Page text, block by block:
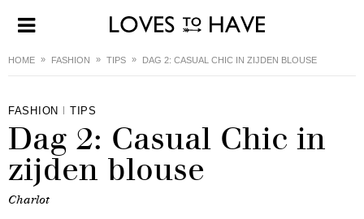
HOME FASHION TIPS DAG 2: CASUAL CHIC IN ZIJDEN BLOUSE
FASHION TIPS
Dag 2: Casual Chic in
zijden blouse
Charlot